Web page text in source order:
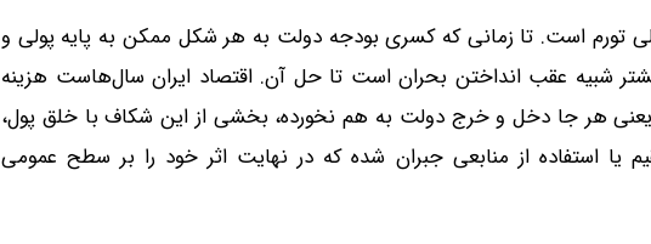
تورم است. تا زمانی که کسری بودجه دولت به هر شکل ممکن به پایه پولی و
شبیه عقب انداختن بحران است تا حل آن. اقتصاد ایران سال‌هاست هزینه
یعنی هر جا دخل و خرج دولت به هم نخورده، بخشی از این شکاف با خلق پول،
یا استفاده از منابعی جبران شده که در نهایت اثر خود را بر سطح عمومی